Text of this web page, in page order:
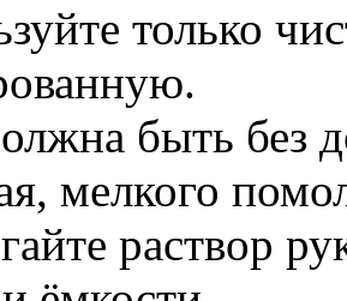
только
быть без
мелкого
раствор